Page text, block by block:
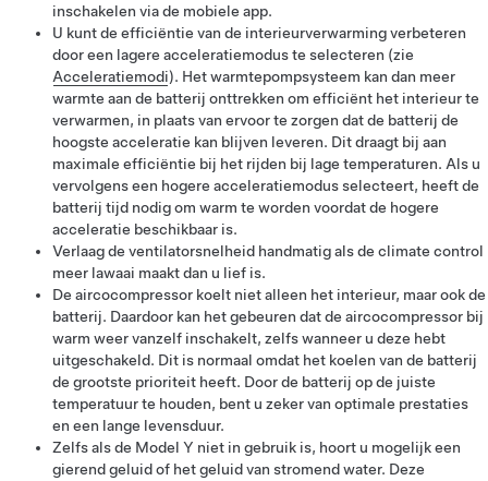
inschakelen via de mobiele app.
U kunt de efficiëntie van de interieurverwarming verbeteren
door een lagere acceleratiemodus te selecteren (zie
Acceleratiemodi). Het warmtepompsysteem kan dan meer
warmte aan de batterij onttrekken om efficiënt het interieur te
verwarmen, in plaats van ervoor te zorgen dat de batterij de
hoogste acceleratie kan blijven leveren. Dit draagt bij aan
maximale efficiëntie bij het rijden bij lage temperaturen. Als u
vervolgens een hogere acceleratiemodus selecteert, heeft de
batterij tijd nodig om warm te worden voordat de hogere
acceleratie beschikbaar is.
Verlaag de ventilatorsnelheid handmatig als de climate control
meer lawaai maakt dan u lief is.
De aircocompressor koelt niet alleen het interieur, maar ook de
batterij. Daardoor kan het gebeuren dat de aircocompressor bij
warm weer vanzelf inschakelt, zelfs wanneer u deze hebt
uitgeschakeld. Dit is normaal omdat het koelen van de batterij
de grootste prioriteit heeft. Door de batterij op de juiste
temperatuur te houden, bent u zeker van optimale prestaties
en een lange levensduur.
Zelfs als de Model Y niet in gebruik is, hoort u mogelijk een
gierend geluid of het geluid van stromend water. Deze